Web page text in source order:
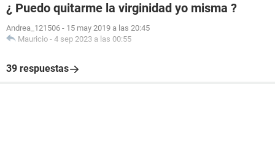
¿ Puedo quitarme la virginidad yo misma ?
Andrea_121506 - 15 may 2019 a las 20:45
Mauricio - 4 sep 2023 a las 00:55
39 respuestas